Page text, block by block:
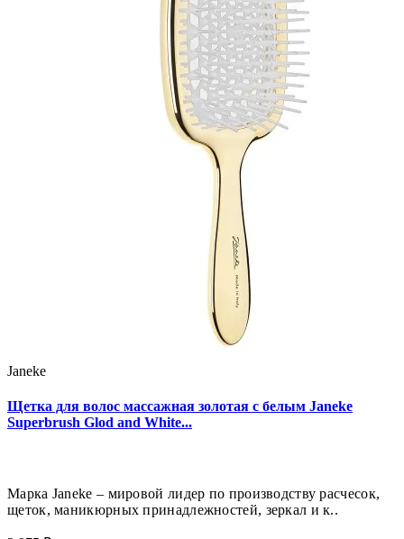
Janeke
Щетка для волос массажная золотая с белым Janeke
Superbrush Glod and White...
Марка Janeke – мировой лидер по производству расчесок,
щеток, маникюрных принадлежностей, зеркал и к..